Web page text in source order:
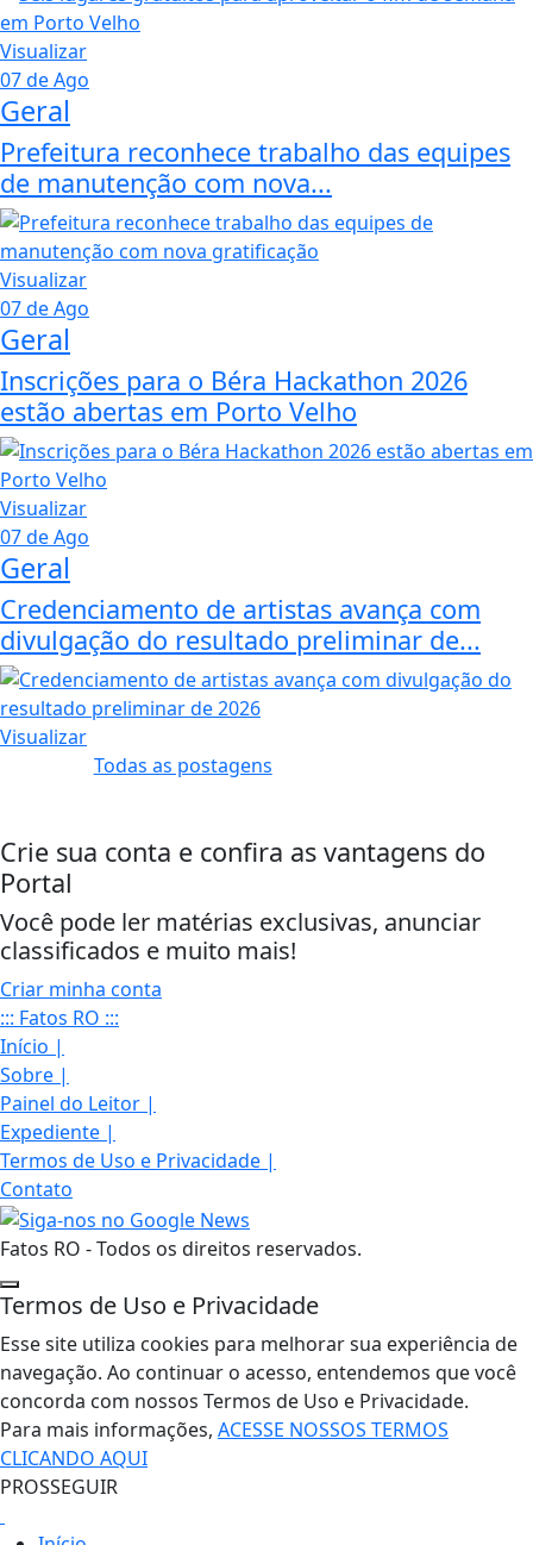
Visualizar
07 de Ago
Geral
Prefeitura reconhece trabalho das equipes
de manutenção com nova...
Visualizar
07 de Ago
Geral
Inscrições para o Béra Hackathon 2026
estão abertas em Porto Velho
Visualizar
07 de Ago
Geral
Credenciamento de artistas avança com
divulgação do resultado preliminar de...
Visualizar
Todas as postagens
Crie sua conta e confira as vantagens do
Portal
Você pode ler matérias exclusivas, anunciar
classificados e muito mais!
Criar minha conta
::: Fatos RO :::
Início |
Sobre |
Painel do Leitor |
Expediente |
Termos de Uso e Privacidade |
Contato
Fatos RO - Todos os direitos reservados.
Termos de Uso e Privacidade
Esse site utiliza cookies para melhorar sua experiência de
navegação. Ao continuar o acesso, entendemos que você
concorda com nossos Termos de Uso e Privacidade.
Para mais informações, ACESSE NOSSOS TERMOS
CLICANDO AQUI
PROSSEGUIR